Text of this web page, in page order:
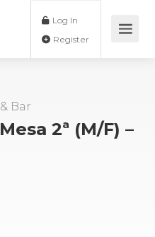
Log In
Bar
2ª (M/F) –